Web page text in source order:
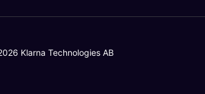
Klarna Technologies AB